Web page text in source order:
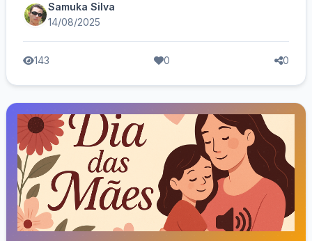
Samuka Silva
14/08/2025
143 0 0